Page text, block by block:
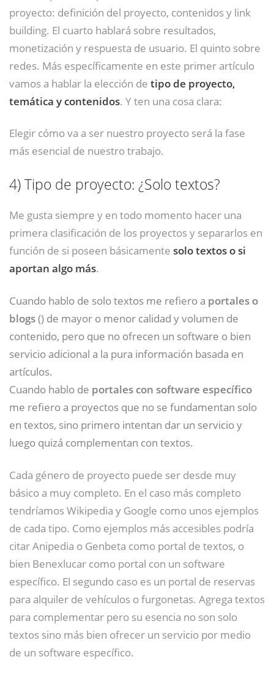
proyecto: definición del proyecto, contenidos y link
building. El cuarto hablará sobre resultados,
monetización y respuesta de usuario. El quinto sobre
redes. Más específicamente en este primer artículo
vamos a hablar la elección de tipo de proyecto,
temática y contenidos. Y ten una cosa clara:
Elegir cómo va a ser nuestro proyecto será la fase
más esencial de nuestro trabajo.
4)Tipo de proyecto: ¿Solo textos?
Me gusta siempre y en todo momento hacer una
primera clasificación de los proyectos y separarlos en
función de si poseen básicamente solo textos o si
aportan algo más.
Cuando hablo de solo textos me refiero a portales o
blogs() de mayor o menor calidad y volumen de
contenido, pero que no ofrecen un software o bien
servicio adicional a la pura información basada en
artículos.
Cuando hablo de portales con software específico
me refiero a proyectos que no se fundamentan solo
en textos, sino primero intentan dar un servicio y
luego quizá complementan con textos.
Cada género de proyecto puede ser desde muy
básico a muy completo. En el caso más completo
tendríamos Wikipedia y Google como unos ejemplos
de cada tipo. Como ejemplos más accesibles podría
citar Anipedia o Genbeta como portal de textos, o
bien Benexlucar como portal con un software
específico. El segundo caso es un portal de reservas
para alquiler de vehículos o furgonetas. Agrega textos
para complementar pero su esencia no son solo
textos sino más bien ofrecer un servicio por medio
de un software específico.